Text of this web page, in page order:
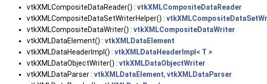
vtkXMLCompositeDataReader() : vtkXMLCompositeDataReader
vtkXMLCompositeDataSetWriterHelper() :
vtkXMLCompositeDataWriter() : vtkXMLCompositeDataWriter
vtkXMLDataElement() : vtkXMLDataElement
vtkXMLDataHeaderImpl() : vtkXMLDataHeaderImpl< T >
vtkXMLDataObjectWriter() : vtkXMLDataObjectWriter
vtkXMLDataParser : vtkXMLDataElement, vtkXMLDataParser